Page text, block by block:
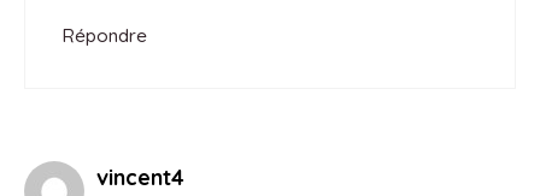
Répondre
vincent4